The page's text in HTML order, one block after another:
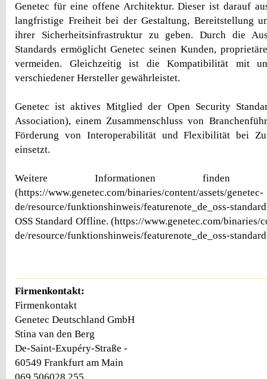
Genetec für eine offene Architektur. Dieser ist darauf
langfristige Freiheit bei der Gestaltung, Bereitstellung
ihrer Sicherheitsinfrastruktur zu geben. Durch die
Standards ermöglicht Genetec seinen Kunden,
vermeiden. Gleichzeitig ist die Kompatibilität mit
verschiedener Hersteller gewährleistet.
Genetec ist aktives Mitglied der Open Security
Association), einem Zusammenschluss von
Förderung von Interoperabilität und Flexibilität bei
einsetzt.
Weitere Informationen
(https://www.genetec.com/binaries/content/assets/genetec-
de/resource/funktionshinweis/featurenote_de_oss-
OSS Standard Offline. (https://www.genetec.com/binaries/
de/resource/funktionshinweis/featurenote_de_oss-
Firmenkontakt:
Firmenkontakt
Genetec Deutschland GmbH
Stina van den Berg
De-Saint-Exupéry-Straße -
60549 Frankfurt am Main